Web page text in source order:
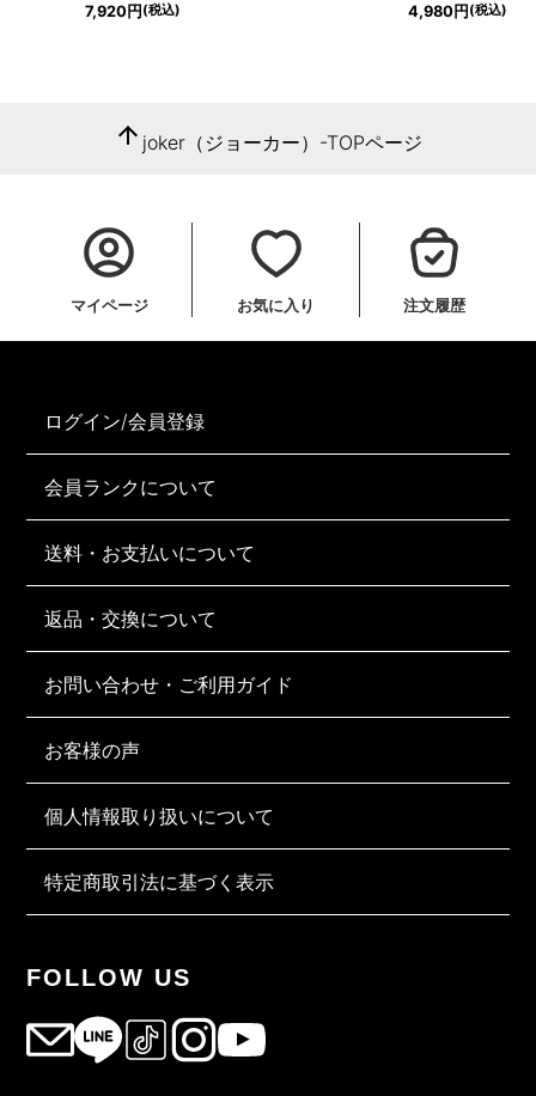
7,920円 (税込) 4,980円 (税込)
arrow_upward joker（ジョーカー）-TOPページ
マイページ お気に入り 注文履歴
ログイン/会員登録
会員ランクについて
送料・お支払いについて
返品・交換について
お問い合わせ・ご利用ガイド
お客様の声
個人情報取り扱いについて
特定商取引法に基づく表示
FOLLOW US